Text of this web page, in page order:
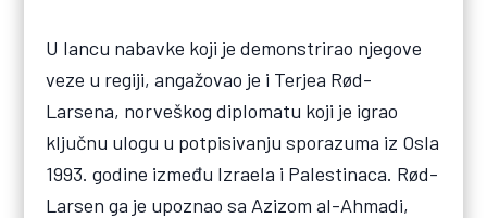
U lancu nabavke koji je demonstrirao njegove
veze u regiji, angažovao je i Terjea Rød-
Larsena, norveškog diplomatu koji je igrao
ključnu ulogu u potpisivanju sporazuma iz Osla
1993. godine između Izraela i Palestinaca. Rød-
Larsen ga je upoznao sa Azizom al-Ahmadi,